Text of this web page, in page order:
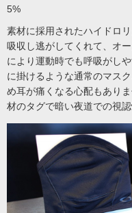
5%
素材に採用されたハイドロ
吸収し逃がしてくれて、オ
により運動時でも呼吸がし
に掛けるような通常のマス
め耳が痛くなる心配もあり
材のタグで暗い夜道での視